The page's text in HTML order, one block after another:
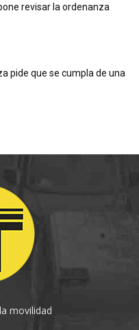
revisar la ordenanza
pide que se cumpla de una
movilidad